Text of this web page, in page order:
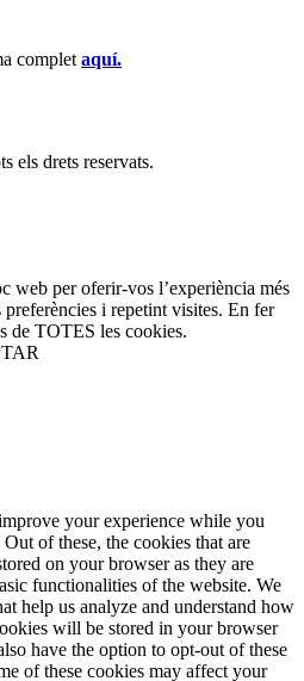
complet aquí.
els drets reservats.
web per oferir-vos l’experiència més
i repetint visites. En fer
de TOTES les cookies.
your experience while you
of these, the cookies that are
on your browser as they are
functionalities of the website. We
help us analyze and understand how
will be stored in your browser
have the option to opt-out of these
of these cookies may affect your